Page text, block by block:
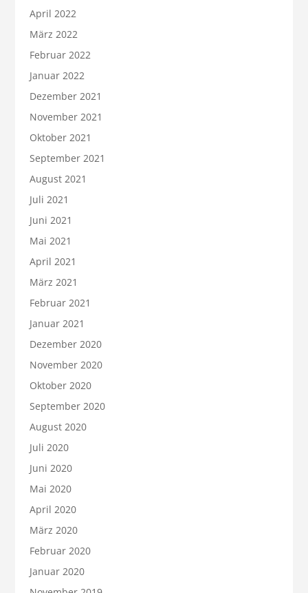
April 2022
März 2022
Februar 2022
Januar 2022
Dezember 2021
November 2021
Oktober 2021
September 2021
August 2021
Juli 2021
Juni 2021
Mai 2021
April 2021
März 2021
Februar 2021
Januar 2021
Dezember 2020
November 2020
Oktober 2020
September 2020
August 2020
Juli 2020
Juni 2020
Mai 2020
April 2020
März 2020
Februar 2020
Januar 2020